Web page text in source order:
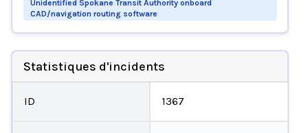
Unidentified Spokane Transit Authority onboard
CAD/navigation routing software
Statistiques d'incidents
ID 1367